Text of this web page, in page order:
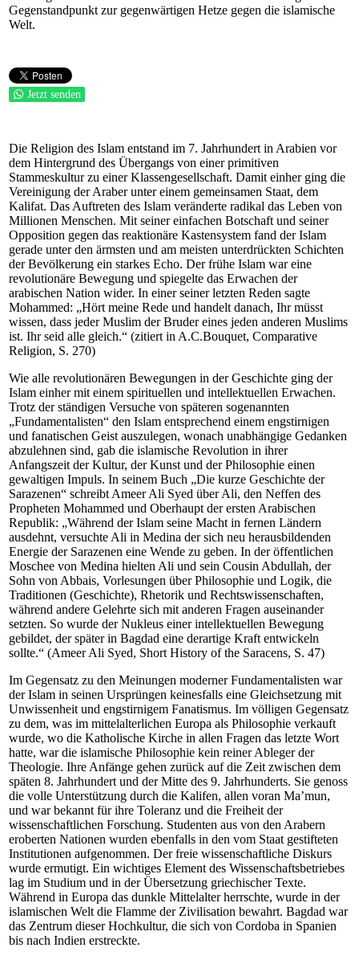
Gegenstandpunkt zur gegenwärtigen Hetze gegen die islamische
Welt.
Jetzt senden
Die Religion des Islam entstand im 7. Jahrhundert in Arabien vor
dem Hintergrund des Übergangs von einer primitiven
Stammeskultur zu einer Klassengesellschaft. Damit einher ging die
Vereinigung der Araber unter einem gemeinsamen Staat, dem
Kalifat. Das Auftreten des Islam veränderte radikal das Leben von
Millionen Menschen. Mit seiner einfachen Botschaft und seiner
Opposition gegen das reaktionäre Kastensystem fand der Islam
gerade unter den ärmsten und am meisten unterdrückten Schichten
der Bevölkerung ein starkes Echo. Der frühe Islam war eine
revolutionäre Bewegung und spiegelte das Erwachen der
arabischen Nation wider. In einer seiner letzten Reden sagte
Mohammed: „Hört meine Rede und handelt danach, Ihr müsst
wissen, dass jeder Muslim der Bruder eines jeden anderen Muslims
ist. Ihr seid alle gleich.“ (zitiert in A.C.Bouquet, Comparative
Religion, S. 270)
Wie alle revolutionären Bewegungen in der Geschichte ging der
Islam einher mit einem spirituellen und intellektuellen Erwachen.
Trotz der ständigen Versuche von späteren sogenannten
„Fundamentalisten“ den Islam entsprechend einem engstirnigen
und fanatischen Geist auszulegen, wonach unabhängige Gedanken
abzulehnen sind, gab die islamische Revolution in ihrer
Anfangszeit der Kultur, der Kunst und der Philosophie einen
gewaltigen Impuls. In seinem Buch „Die kurze Geschichte der
Sarazenen“ schreibt Ameer Ali Syed über Ali, den Neffen des
Propheten Mohammed und Oberhaupt der ersten Arabischen
Republik: „Während der Islam seine Macht in fernen Ländern
ausdehnt, versuchte Ali in Medina der sich neu herausbildenden
Energie der Sarazenen eine Wende zu geben. In der öffentlichen
Moschee von Medina hielten Ali und sein Cousin Abdullah, der
Sohn von Abbais, Vorlesungen über Philosophie und Logik, die
Traditionen (Geschichte), Rhetorik und Rechtswissenschaften,
während andere Gelehrte sich mit anderen Fragen auseinander
setzten. So wurde der Nukleus einer intellektuellen Bewegung
gebildet, der später in Bagdad eine derartige Kraft entwickeln
sollte.“ (Ameer Ali Syed, Short History of the Saracens, S. 47)
Im Gegensatz zu den Meinungen moderner Fundamentalisten war
der Islam in seinen Ursprüngen keinesfalls eine Gleichsetzung mit
Unwissenheit und engstirnigem Fanatismus. Im völligen Gegensatz
zu dem, was im mittelalterlichen Europa als Philosophie verkauft
wurde, wo die Katholische Kirche in allen Fragen das letzte Wort
hatte, war die islamische Philosophie kein reiner Ableger der
Theologie. Ihre Anfänge gehen zurück auf die Zeit zwischen dem
späten 8. Jahrhundert und der Mitte des 9. Jahrhunderts. Sie genoss
die volle Unterstützung durch die Kalifen, allen voran Ma’mun,
und war bekannt für ihre Toleranz und die Freiheit der
wissenschaftlichen Forschung. Studenten aus von den Arabern
eroberten Nationen wurden ebenfalls in den vom Staat gestifteten
Institutionen aufgenommen. Der freie wissenschaftliche Diskurs
wurde ermutigt. Ein wichtiges Element des Wissenschaftsbetriebes
lag im Studium und in der Übersetzung griechischer Texte.
Während in Europa das dunkle Mittelalter herrschte, wurde in der
islamischen Welt die Flamme der Zivilisation bewahrt. Bagdad war
das Zentrum dieser Hochkultur, die sich von Cordoba in Spanien
bis nach Indien erstreckte.